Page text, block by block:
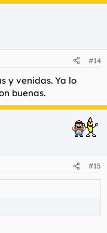
#14
y venidas. Ya lo
buenas.
#15